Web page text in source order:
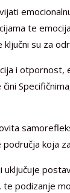
te
su za
i
koja
uključuje
te podizanje